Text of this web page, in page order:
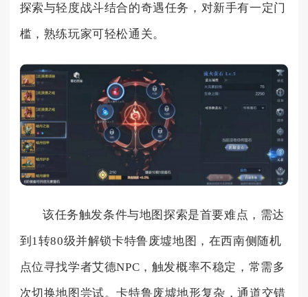
探索与轻度战斗结合的奇遇任务，对新手有一定门
槛，熟练玩家可轻松通关。
该任务触发条件与地图探索是首要难点，需达
到1转80级并解锁卡特鲁废墟地图，在西南侧随机
点位寻找学者艾德NPC，触发概率不稳定，常需多
次切换地图尝试。卡特鲁废墟地形复杂，通道交错